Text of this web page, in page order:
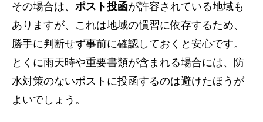
その場合は、 ポスト投函が許容されている地域も
ありますが、これは地域の慣習に依存するため、
勝手に判断せず事前に確認しておくと安心です。
とくに雨天時や重要書類が含まれる場合には、防
水対策のないポストに投函するのは避けたほうが
よいでしょう。